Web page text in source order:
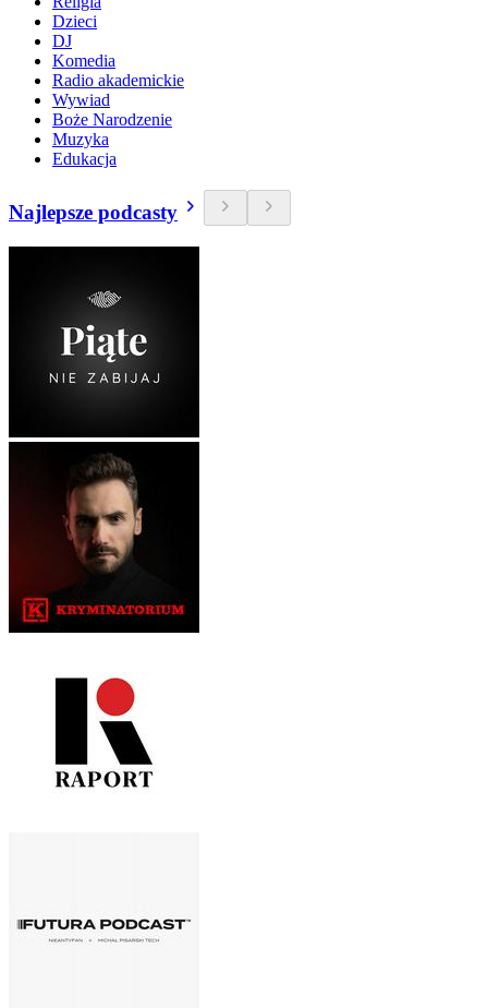
Dzieci
DJ
Komedia
Radio akademickie
Wywiad
Boże Narodzenie
Muzyka
Edukacja
Najlepsze podcasty